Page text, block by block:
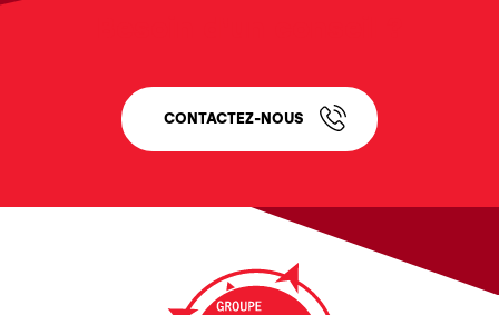
CONTACTEZ-NOUS